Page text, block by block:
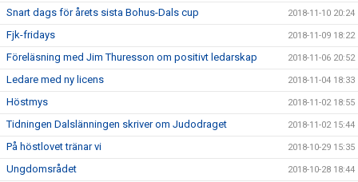
Snart dags för årets sista Bohus-Dals cup 2018-11-10 20:24
Fjk-fridays 2018-11-09 18:22
Föreläsning med Jim Thuresson om positivt ledarskap 2018-11-06 20:52
Ledare med ny licens 2018-11-04 18:33
Höstmys 2018-11-02 18:55
Tidningen Dalslänningen skriver om Judodraget 2018-11-02 15:44
På höstlovet tränar vi 2018-10-29 15:35
Ungdomsrådet 2018-10-28 18:44